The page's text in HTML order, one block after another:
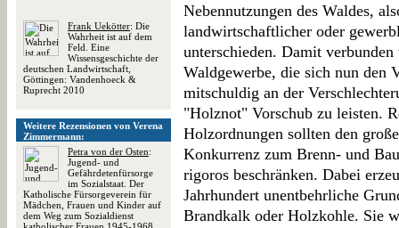
Frank Uekötter: Die
Wahrheit ist auf dem
Feld. Eine
Wissensgeschichte der
deutschen Landwirtschaft,
Göttingen: Vandenhoeck &
Ruprecht 2010
Weitere Rezensionen von Verena
Zimmermann:
Petra von der Osten:
Jugend- und
Gefährdetenfürsorge
im Sozialstaat. Der
Katholische Fürsorgeverein für
Mädchen, Frauen und Kinder auf
dem Weg zum Sozialdienst
Nebennutzungen des Waldes,
landwirtschaftlicher oder
unterschieden. Damit
Waldgewerbe, die sich nun den
mitschuldig an der
"Holznot" Vorschub zu leisten.
Holzordnungen sollten den
Konkurrenz zum Brenn- und
rigoros beschränken. Dabei
Jahrhundert unentbehrliche
Brandkalk oder Holzkohle. Sie